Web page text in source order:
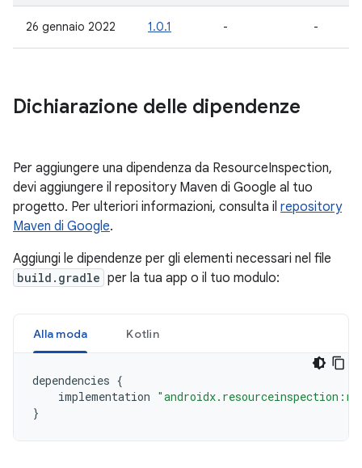
26 gennaio 2022 1.0.1 - -
Dichiarazione delle dipendenze
Per aggiungere una dipendenza da ResourceInspection,
devi aggiungere il repository Maven di Google al tuo
progetto. Per ulteriori informazioni, consulta il repository
Maven di Google.
Aggiungi le dipendenze per gli elementi necessari nel file
build.gradle per la tua app o il tuo modulo:
Alla moda Kotlin
dependencies {
implementation
}